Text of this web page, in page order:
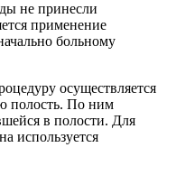
не принесли
применение
больному
осуществляется
полость. По ним
в полости. Для
используется